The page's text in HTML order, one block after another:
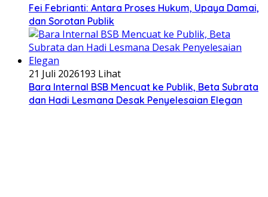
Fei Febrianti: Antara Proses Hukum, Upaya Damai,
dan Sorotan Publik
21 Juli 2026193 Lihat
Bara Internal BSB Mencuat ke Publik, Beta Subrata
dan Hadi Lesmana Desak Penyelesaian Elegan